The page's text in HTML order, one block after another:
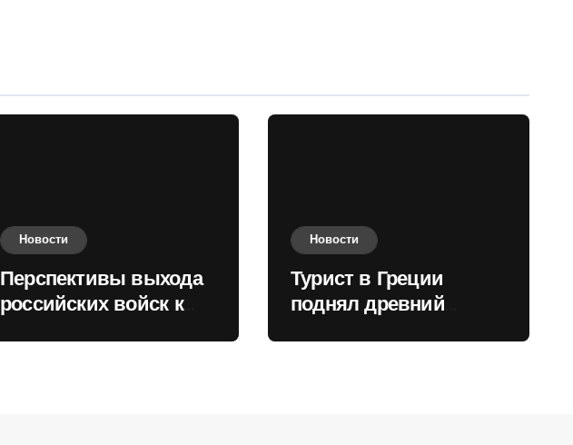
Новости
Перспективы выхода
российских войск к
Новости
Турист в Греции
поднял древний